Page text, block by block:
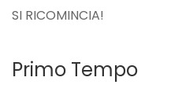
SI RICOMINCIA!
Primo Tempo